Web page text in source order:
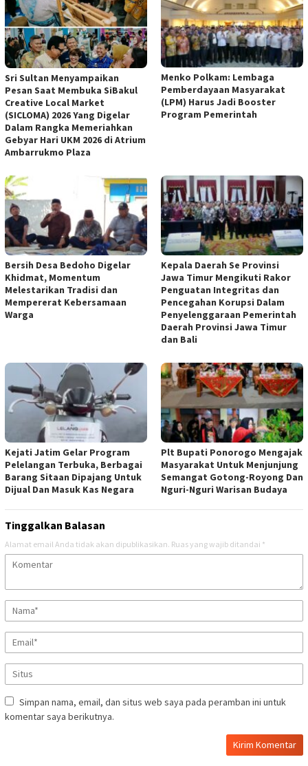
Sri Sultan Menyampaikan
Pesan Saat Membuka SiBakul
Creative Local Market
(SICLOMA) 2026 Yang Digelar
Dalam Rangka Memeriahkan
Gebyar Hari UKM 2026 di Atrium
Ambarrukmo Plaza
Menko Polkam: Lembaga
Pemberdayaan Masyarakat
(LPM) Harus Jadi Booster
Program Pemerintah
Bersih Desa Bedoho Digelar
Khidmat, Momentum
Melestarikan Tradisi dan
Mempererat Kebersamaan
Warga
Kepala Daerah Se Provinsi
Jawa Timur Mengikuti Rakor
Penguatan Integritas dan
Pencegahan Korupsi Dalam
Penyelenggaraan Pemerintah
Daerah Provinsi Jawa Timur
dan Bali
Kejati Jatim Gelar Program
Pelelangan Terbuka, Berbagai
Barang Sitaan Dipajang Untuk
Dijual Dan Masuk Kas Negara
Plt Bupati Ponorogo Mengajak
Masyarakat Untuk Menjunjung
Semangat Gotong-Royong Dan
Nguri-Nguri Warisan Budaya
Tinggalkan Balasan
Alamat email Anda tidak akan dipublikasikan. Ruas yang wajib ditandai *
Simpan nama, email, dan situs web saya pada peramban ini untuk
komentar saya berikutnya.